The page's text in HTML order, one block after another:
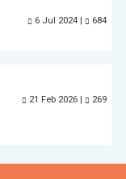
6 Jul 2024 | 684
21 Feb 2026 | 269